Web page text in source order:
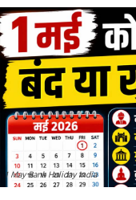
1 May Bank Holiday India